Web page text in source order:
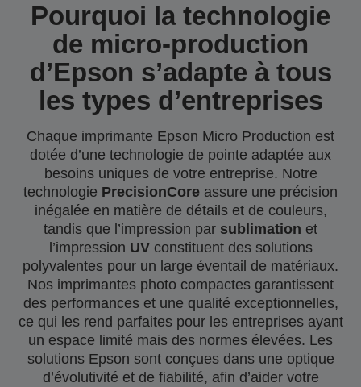
Pourquoi la technologie
de micro-production
d’Epson s’adapte à tous
les types d’entreprises
Chaque imprimante Epson Micro Production est
dotée d’une technologie de pointe adaptée aux
besoins uniques de votre entreprise. Notre
technologie PrecisionCore assure une précision
inégalée en matière de détails et de couleurs,
tandis que l’impression par sublimation et
l’impression UVconstituent des solutions
polyvalentes pour un large éventail de matériaux.
Nos imprimantes photo compactes garantissent
des performances et une qualité exceptionnelles,
ce qui les rend parfaites pour les entreprises ayant
un espace limité mais des normes élevées. Les
solutions Epson sont conçues dans une optique
d’évolutivité et de fiabilité, afin d’aider votre